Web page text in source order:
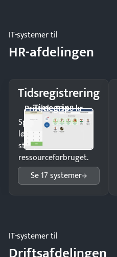
IT-systemer til
HR-afdelingen
Tidsregistrering
Timegrip
Pristjek: 7.548 kr
Spar tid på
lønberegning og få
styr på
ressourceforbruget.
Se 17 systemer
IT-systemer til